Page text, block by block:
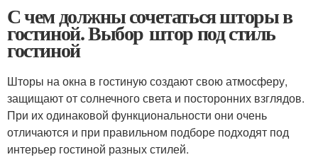
С чем должны сочетаться шторы в
гостиной. Выбор штор под стиль
гостиной
Шторы на окна в гостиную создают свою атмосферу,
защищают от солнечного света и посторонних взглядов.
При их одинаковой функциональности они очень
отличаются и при правильном подборе подходят под
интерьер гостиной разных стилей.